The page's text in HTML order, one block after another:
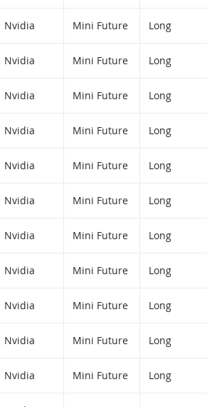
HINZUFÜGEN
mit ISIN code:
Nvidia Mini Future Long
HINZUFÜGEN
mit ISIN code:
Nvidia Mini Future Long
HINZUFÜGEN
mit ISIN code:
Nvidia Mini Future Long
HINZUFÜGEN
mit ISIN code:
Nvidia Mini Future Long
HINZUFÜGEN
mit ISIN code:
Nvidia Mini Future Long
HINZUFÜGEN
mit ISIN code:
Nvidia Mini Future Long
HINZUFÜGEN
mit ISIN code:
Nvidia Mini Future Long
HINZUFÜGEN
mit ISIN code:
Nvidia Mini Future Long
HINZUFÜGEN
mit ISIN code:
Nvidia Mini Future Long
HINZUFÜGEN
mit ISIN code:
Nvidia Mini Future Long
HINZUFÜGEN
mit ISIN code:
Nvidia Mini Future Long